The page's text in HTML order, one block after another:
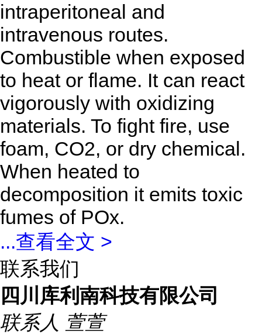
intraperitoneal and
intravenous routes.
Combustible when exposed
to heat or flame. It can react
vigorously with oxidizing
materials. To fight fire, use
foam, CO2, or dry chemical.
When heated to
decomposition it emits toxic
fumes of POx.
...查看全文 >
联系我们
四川库利南科技有限公司
联系人 萱萱